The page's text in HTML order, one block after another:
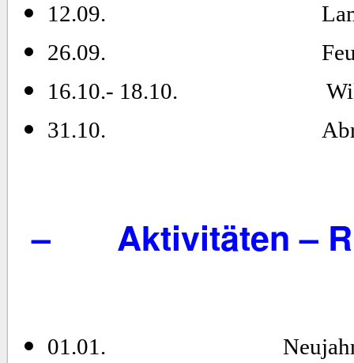
12.09.
26.09.
16.10.- 18.10.
31.10.
– Aktivitäten –
01.01.